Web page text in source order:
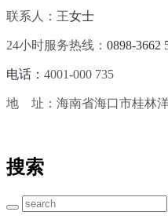
联系人：王女士
24小时服务热线： 0898-3662
电话： 4001-000 735
地 址：海南省海口市桂林
搜索